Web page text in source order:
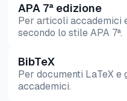
APA 7ª edizione
Per articoli accademici
secondo lo stile APA 7ª.
Anteprima
BibTeX
Per documenti LaTeX
accademici.